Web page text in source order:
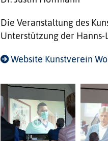
Die Veranstaltung des
Unterstützung der
Website Kunstverein